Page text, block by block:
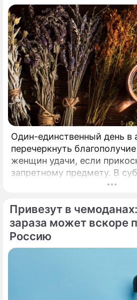
Один-единственный день в
перечеркнуть
женщин удачи, если
запретному предмету. В
православная церковь
Ермолая, Ермиппа и
Никомидийских.
Привезут в
зараза может вскоре
Россию